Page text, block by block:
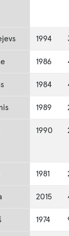
1994
1986
1984
1989
1990
1981
2015
1974